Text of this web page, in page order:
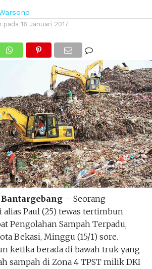
pada 16 Januari 2017
– Seorang
alias Paul (25) tewas tertimbun
Pengolahan Sampah Terpadu,
Bekasi, Minggu (15/1) sore.
ketika berada di bawah truk yang
sampah di Zona 4 TPST milik DKI